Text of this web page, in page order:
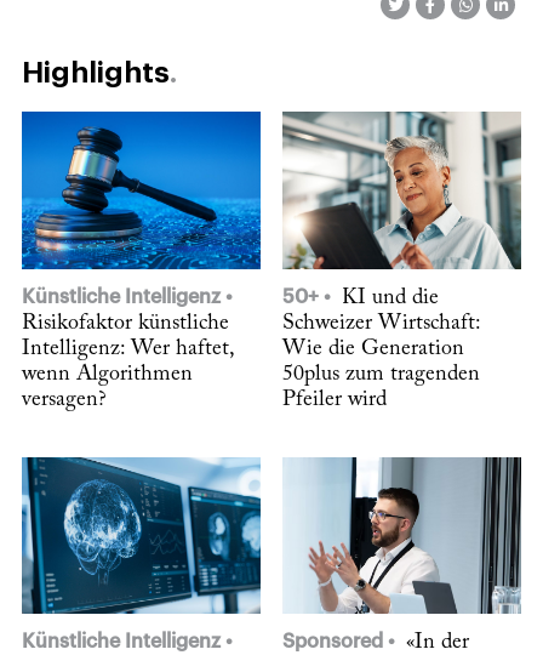
Highlights
Künstliche Intelligenz
Risikofaktor künstliche
Intelligenz: Wer haftet,
wenn Algorithmen
versagen?
50+
KI und die
Schweizer Wirtschaft:
Wie die Generation
50plus zum tragenden
Pfeiler wird
Künstliche Intelligenz Sponsored
«In der